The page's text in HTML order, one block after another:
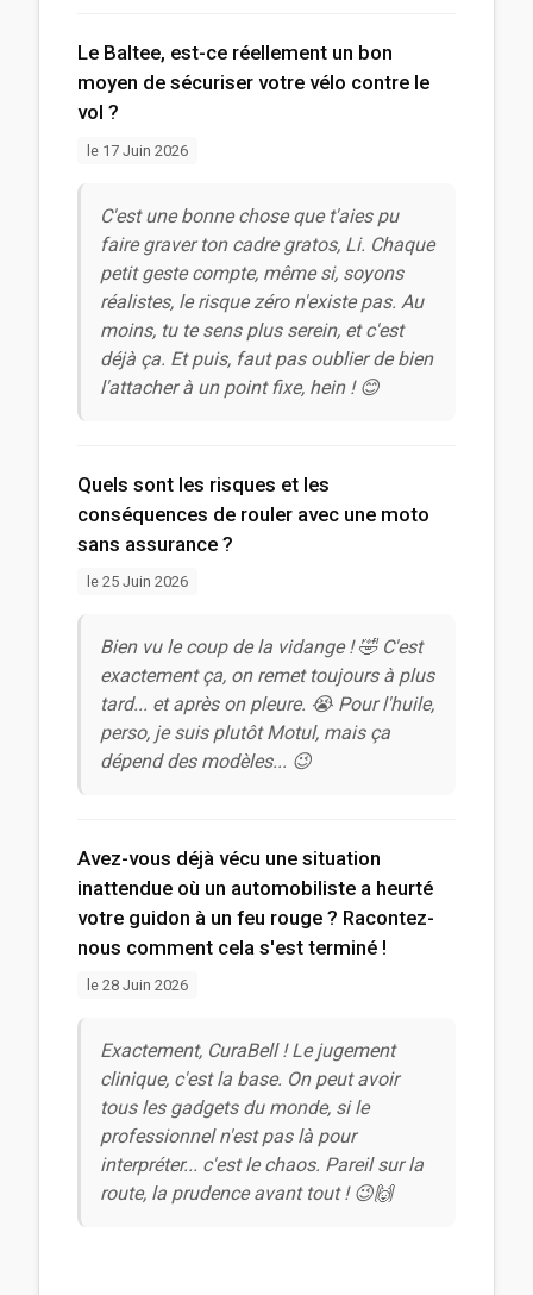
Le Baltee, est-ce réellement un bon
moyen de sécuriser votre vélo contre le
vol ?
le 17 Juin 2026
C'est une bonne chose que t'aies pu
faire graver ton cadre gratos, Li. Chaque
petit geste compte, même si, soyons
réalistes, le risque zéro n'existe pas. Au
moins, tu te sens plus serein, et c'est
déjà ça. Et puis, faut pas oublier de bien
l'attacher à un point fixe, hein ! 😊
Quels sont les risques et les
conséquences de rouler avec une moto
sans assurance ?
le 25 Juin 2026
Bien vu le coup de la vidange ! 🤣 C'est
exactement ça, on remet toujours à plus
tard... et après on pleure. 😭 Pour l'huile,
perso, je suis plutôt Motul, mais ça
dépend des modèles... 😉
Avez-vous déjà vécu une situation
inattendue où un automobiliste a heurté
votre guidon à un feu rouge ? Racontez-
nous comment cela s'est terminé !
le 28 Juin 2026
Exactement, CuraBell ! Le jugement
clinique, c'est la base. On peut avoir
tous les gadgets du monde, si le
professionnel n'est pas là pour
interpréter... c'est le chaos. Pareil sur la
route, la prudence avant tout ! 😉🙌